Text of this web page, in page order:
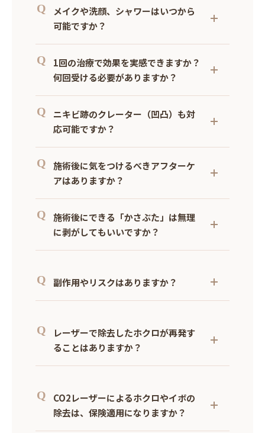
が、一般的には１～２週間程度です。
メイクや洗顔、シャワーはいつから
可能ですか？
るま湯で優しく洗い流す程度にし、患部をこ
すらないようにしてください。なお、肌に微
に24時間はメイクはお控えください。
1回の治療で効果を実感できますか？
何回受ける必要がありますか？
の、根が深いもの、隆起が大きなものでは一
部が残ってしまい２回必要なことがありま
いもの、色が濃いもの、盛り上がりが強いも
の、深いものでは傷跡を大きくしないために
ニキビ跡のクレーター（凹凸）も対
応可能ですか？
ものに対して効果を発揮しますのでニキビ
跡、クレーターに対してはピコフラクショナ
めします。
施術後に気をつけるべきアフターケ
アはありますか？
乾燥、紫外線から守ってください。
施術後にできる「かさぶた」は無理
に剥がしてもいいですか？
りますが、自然に剥がれ落ちる前に無理に引
うに優しく触れてください。
副作用やリスクはありますか？
り残し、感染などがあります。
また、施術後の軟膏塗布、紫外線対策、保湿
ーケアが極めて重要です。
レーザーで除去したホクロが再発す
ることはありますか？
その場合は、肌が完全に回復する3ヶ月〜半
年以上の期間を空けてから再照射を行いま
CO2レーザーによるホクロやイボの
除去は、保険適用になりますか？